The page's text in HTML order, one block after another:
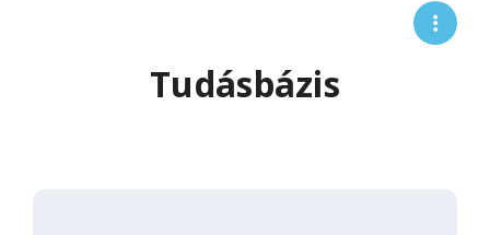
Tudásbázis